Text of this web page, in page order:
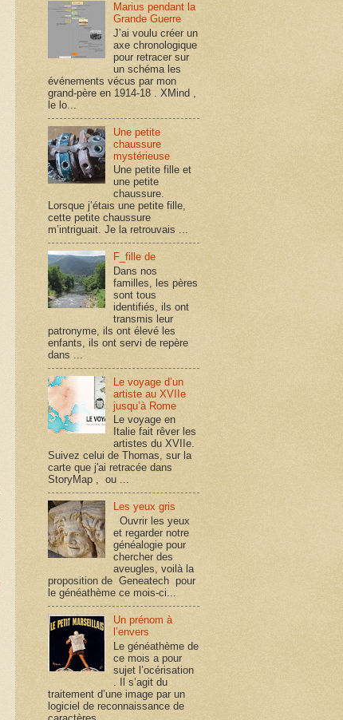
Marius pendant la
Grande Guerre
J’ai voulu créer un
axe chronologique
pour retracer sur
un schéma les
événements vécus par mon
grand-père en 1914-18 . XMind ,
le lo...
Une petite
chaussure
mystérieuse
Une petite fille et
une petite
chaussure.
Lorsque j’étais une petite fille,
cette petite chaussure
m’intriguait. Je la retrouvais ...
F_fille de
Dans nos
familles, les pères
sont tous
identifiés, ils ont
transmis leur
patronyme, ils ont élevé les
enfants, ils ont servi de repère
dans ...
Le voyage d’un
artiste au XVIIe
jusqu’à Rome
Le voyage en
Italie fait rêver les
artistes du XVIIe.
Suivez celui de Thomas, sur la
carte que j'ai retracée dans
StoryMap , ou ...
Les yeux gris
Ouvrir les yeux
et regarder notre
généalogie pour
chercher des
aveugles, voilà la
proposition de Geneatech pour
le généathème ce mois-ci...
Un prénom à
l’envers
Le généathème de
ce mois a pour
sujet l’océrisation
. Il s’agit du
traitement d’une image par un
logiciel de reconnaissance de